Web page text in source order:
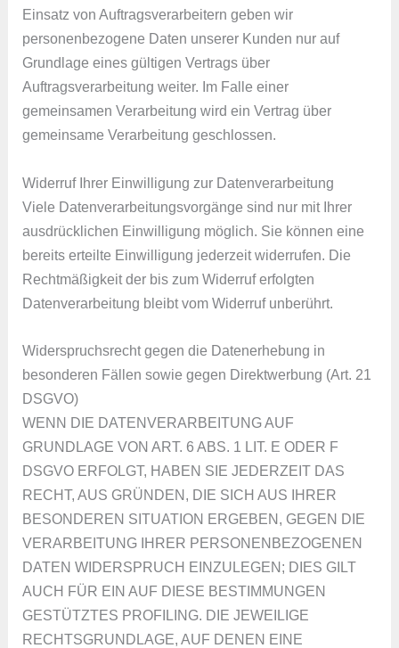
Einsatz von Auftragsverarbeitern geben wir
personenbezogene Daten unserer Kunden nur auf
Grundlage eines gültigen Vertrags über
Auftragsverarbeitung weiter. Im Falle einer
gemeinsamen Verarbeitung wird ein Vertrag über
gemeinsame Verarbeitung geschlossen.
Widerruf Ihrer Einwilligung zur Datenverarbeitung
Viele Datenverarbeitungsvorgänge sind nur mit Ihrer
ausdrücklichen Einwilligung möglich. Sie können eine
bereits erteilte Einwilligung jederzeit widerrufen. Die
Rechtmäßigkeit der bis zum Widerruf erfolgten
Datenverarbeitung bleibt vom Widerruf unberührt.
Widerspruchsrecht gegen die Datenerhebung in
besonderen Fällen sowie gegen Direktwerbung (Art. 21
DSGVO)
WENN DIE DATENVERARBEITUNG AUF
GRUNDLAGE VON ART. 6 ABS. 1 LIT. E ODER F
DSGVO ERFOLGT, HABEN SIE JEDERZEIT DAS
RECHT, AUS GRÜNDEN, DIE SICH AUS IHRER
BESONDEREN SITUATION ERGEBEN, GEGEN DIE
VERARBEITUNG IHRER PERSONENBEZOGENEN
DATEN WIDERSPRUCH EINZULEGEN; DIES GILT
AUCH FÜR EIN AUF DIESE BESTIMMUNGEN
GESTÜTZTES PROFILING. DIE JEWEILIGE
RECHTSGRUNDLAGE, AUF DENEN EINE